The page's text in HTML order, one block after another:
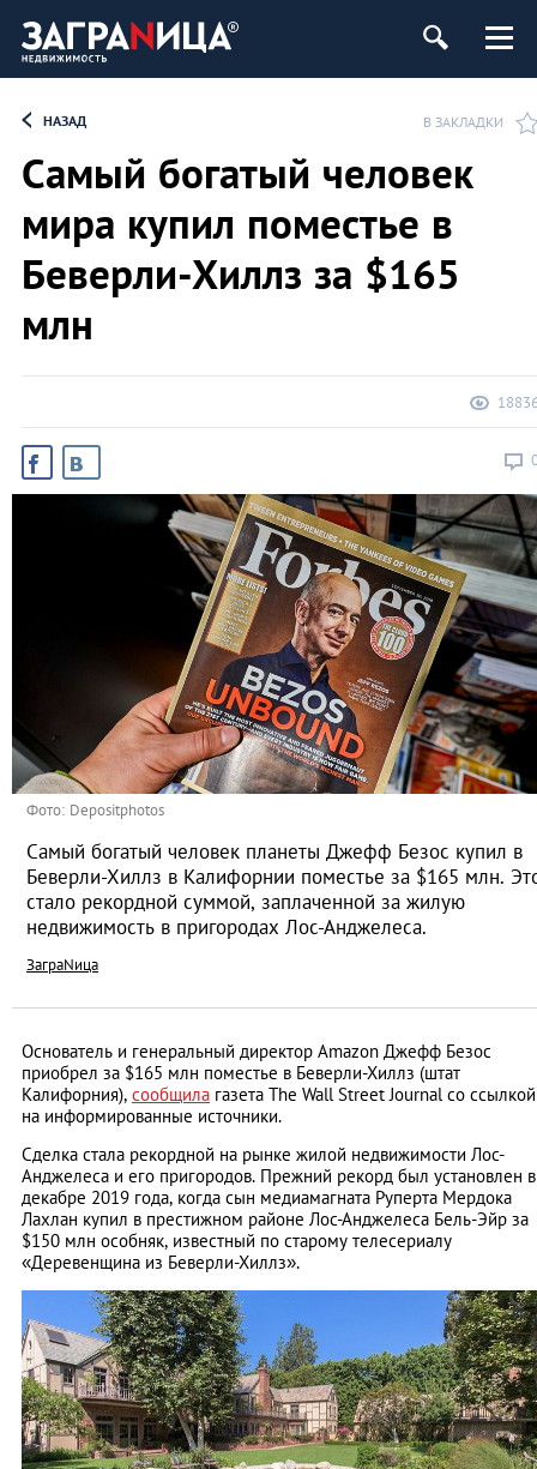
НАЗАД В ЗАКЛАДКИ
Самый богатый человек
мира купил поместье в
Беверли-Хиллз за $165
млн
Фото: Depositphotos
Самый богатый человек планеты Джефф Безос купил в
Беверли-Хиллз в Калифорнии поместье за $165 млн.
стало рекордной суммой, заплаченной за жилую
недвижимость в пригородах Лос-Анджелеса.
ЗаграNица
Основатель и генеральный директор Amazon Джефф Безос
приобрел за $165 млн поместье в Беверли-Хиллз (штат
Калифорния), сообщила газета The Wall Street Journal со ссылкой
на информированные источники.
Сделка стала рекордной на рынке жилой недвижимости Лос-
Анджелеса и его пригородов. Прежний рекорд был установлен в
декабре 2019 года, когда сын медиамагната Руперта Мердока
Лахлан купил в престижном районе Лос-Анджелеса Бель-Эйр за
$150 млн особняк, известный по старому телесериалу
«Деревенщина из Беверли-Хиллз».